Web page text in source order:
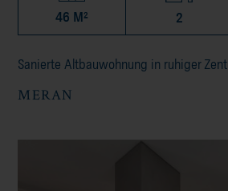
46 M² 2
Sanierte Altbauwohnung in ruhiger
MERAN